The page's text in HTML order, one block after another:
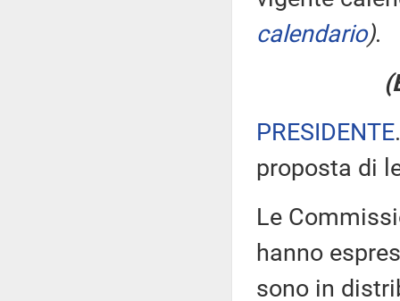
calendario).
PRESIDENTE
proposta di
Le
hanno
sono in